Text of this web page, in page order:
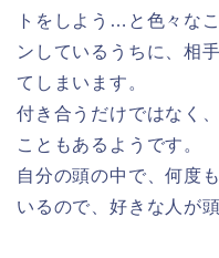
トをしよう…と色々な
ンしているうちに、相
てしまいます。
付き合うだけではなく
こともあるようです。
自分の頭の中で、何度
いるので、好きな人が